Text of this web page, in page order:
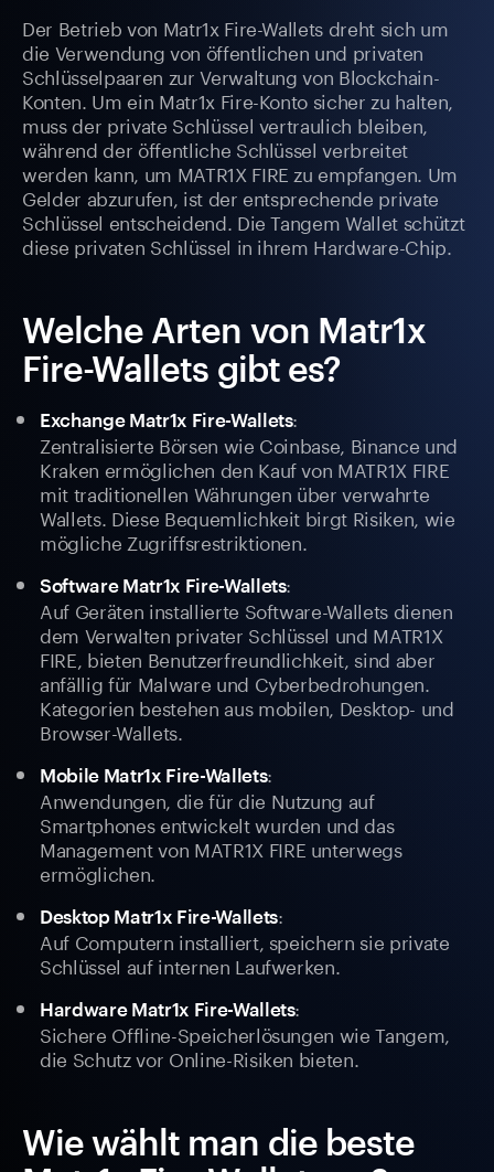
Der Betrieb von Matr1x Fire-Wallets dreht sich um
die Verwendung von öffentlichen und privaten
Schlüsselpaaren zur Verwaltung von Blockchain-
Konten. Um ein Matr1x Fire-Konto sicher zu halten,
muss der private Schlüssel vertraulich bleiben,
während der öffentliche Schlüssel verbreitet
werden kann, um MATR1X FIRE zu empfangen. Um
Gelder abzurufen, ist der entsprechende private
Schlüssel entscheidend. Die Tangem Wallet schützt
diese privaten Schlüssel in ihrem Hardware-Chip.
Welche Arten von Matr1x
Fire-Wallets gibt es?
Exchange Matr1x Fire-Wallets:
Zentralisierte Börsen wie Coinbase, Binance und
Kraken ermöglichen den Kauf von MATR1X FIRE
mit traditionellen Währungen über verwahrte
Wallets. Diese Bequemlichkeit birgt Risiken, wie
mögliche Zugriffsrestriktionen.
Software Matr1x Fire-Wallets:
Auf Geräten installierte Software-Wallets dienen
dem Verwalten privater Schlüssel und MATR1X
FIRE, bieten Benutzerfreundlichkeit, sind aber
anfällig für Malware und Cyberbedrohungen.
Kategorien bestehen aus mobilen, Desktop- und
Browser-Wallets.
Mobile Matr1x Fire-Wallets:
Anwendungen, die für die Nutzung auf
Smartphones entwickelt wurden und das
Management von MATR1X FIRE unterwegs
ermöglichen.
Desktop Matr1x Fire-Wallets:
Auf Computern installiert, speichern sie private
Schlüssel auf internen Laufwerken.
Hardware Matr1x Fire-Wallets:
Sichere Offline-Speicherlösungen wie Tangem,
die Schutz vor Online-Risiken bieten.
Wie wählt man die beste